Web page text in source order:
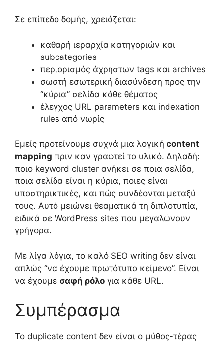
Σε επίπεδο δομής, χρειάζεται:
καθαρή ιεραρχία κατηγοριών και
subcategories
περιορισμός άχρηστων tags και archives
σωστή εσωτερική διασύνδεση προς την
“κύρια” σελίδα κάθε θέματος
έλεγχος URL parameters και indexation
rules από νωρίς
Εμείς προτείνουμε συχνά μια λογική content
mapping πριν καν γραφτεί το υλικό. Δηλαδή:
ποιο keyword cluster ανήκει σε ποια σελίδα,
ποια σελίδα είναι η κύρια, ποιες είναι
υποστηρικτικές, και πώς συνδέονται μεταξύ
τους. Αυτό μειώνει θεαματικά τη διπλοτυπία,
ειδικά σε WordPress sites που μεγαλώνουν
γρήγορα.
Με λίγα λόγια, το καλό SEO writing δεν είναι
απλώς “να έχουμε πρωτότυπο κείμενο”. Είναι
να έχουμε σαφή ρόλο για κάθε URL.
Συμπέρασμα
Το duplicate content δεν είναι ο μύθος-τέρας